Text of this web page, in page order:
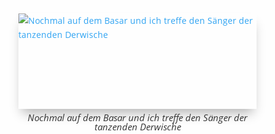
Nochmal auf dem Basar und ich treffe den Sänger der
tanzenden Derwische